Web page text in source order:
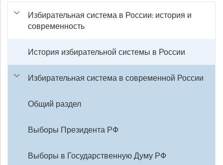
Избирательная система в России: история и
современность
История избирательной системы в России
Избирательная система в современной России
Общий раздел
Выборы Президента РФ
Выборы в Государственную Думу РФ